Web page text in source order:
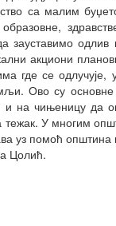
са малим
зауставимо
акциони
где се одлучује,
Ово су
на чињеницу да
У многим
уз помоћ
Цолић.